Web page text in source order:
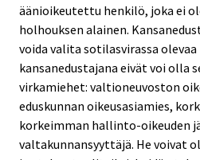
äänioikeutettu henkilö, joka ei
holhouksen alainen.
voida valita sotilasvirassa
kansanedustajana eivät voi olla
virkamiehet: valtioneuvoston
eduskunnan oikeusasiamies,
korkeimman hallinto-oikeuden
valtakunnansyyttäjä. He voivat